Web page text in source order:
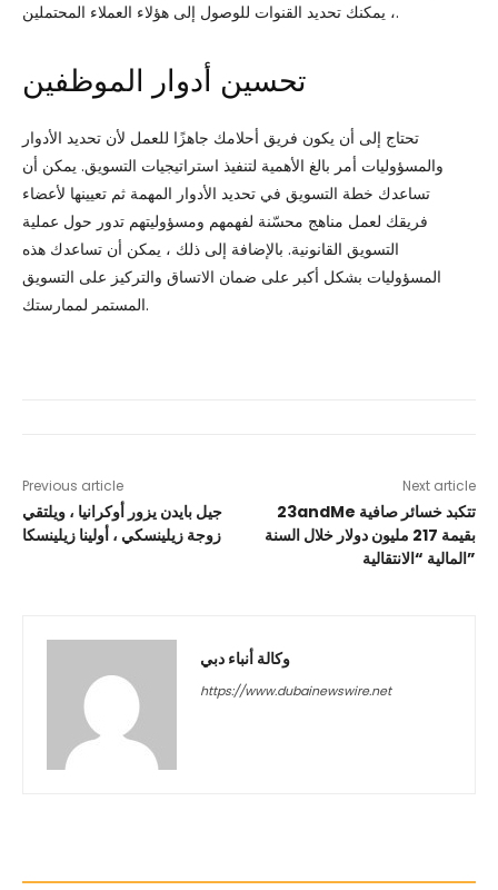
، يمكنك تحديد القنوات للوصول إلى هؤلاء العملاء المحتملين.
تحسين أدوار الموظفين
تحتاج إلى أن يكون فريق أحلامك جاهزًا للعمل لأن تحديد الأدوار
والمسؤوليات أمر بالغ الأهمية لتنفيذ استراتيجيات التسويق. يمكن أن
تساعدك خطة التسويق في تحديد الأدوار المهمة ثم تعيينها لأعضاء
فريقك لعمل مناهج محسّنة لفهمهم ومسؤوليتهم تدور حول عملية
التسويق القانونية. بالإضافة إلى ذلك ، يمكن أن تساعدك هذه
المسؤوليات بشكل أكبر على ضمان الاتساق والتركيز على التسويق
المستمر لممارستك.
Previous article
جيل بايدن يزور أوكرانيا ، ويلتقي
زوجة زيلينسكي ، أولينا زيلينسكا
Next article
23andMe تتكبد خسائر صافية
بقيمة 217 مليون دولار خلال السنة
المالية “الانتقالية”
وكالة أنباء دبي
https://www.dubainewswire.net